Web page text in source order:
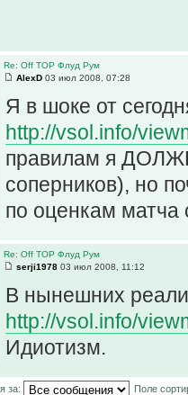
Re: Off TOP Флуд Рум
AlexD 03 июл 2008, 07:28
Я в шоке от
http://vsol.info/
правилам я
соперников), но
по оценкам матча
Re: Off TOP Флуд Рум
serji1978 03 июл 2008, 11:12
В нынешних
http://vsol.info/
Идиотизм.
за: Поле